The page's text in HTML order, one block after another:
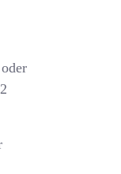
oder